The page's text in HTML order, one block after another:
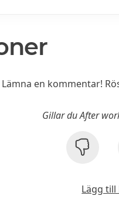
Lämna en kommentar!
Gillar du After
Lägg till